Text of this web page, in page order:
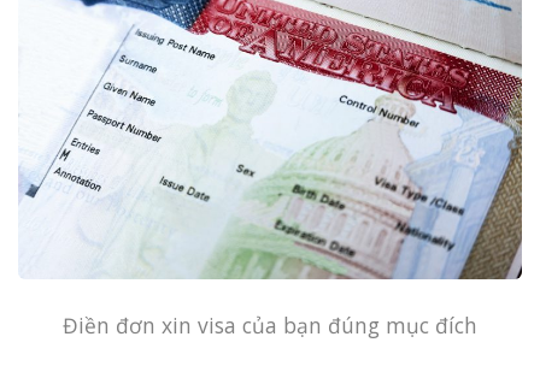
Điền đơn xin visa của bạn đúng mục đích